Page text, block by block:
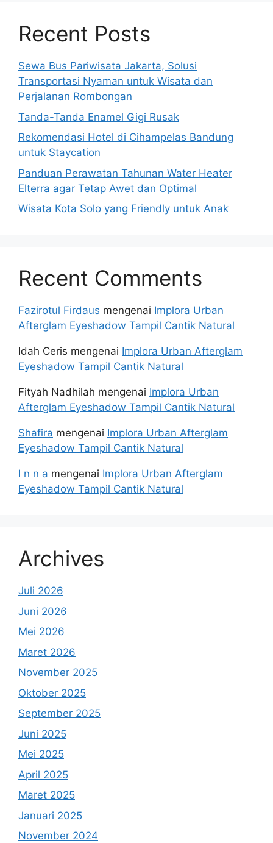
Recent Posts
Sewa Bus Pariwisata Jakarta, Solusi
Transportasi Nyaman untuk Wisata dan
Perjalanan Rombongan
Tanda-Tanda Enamel Gigi Rusak
Rekomendasi Hotel di Cihampelas Bandung
untuk Staycation
Panduan Perawatan Tahunan Water Heater
Elterra agar Tetap Awet dan Optimal
Wisata Kota Solo yang Friendly untuk Anak
Recent Comments
Fazirotul Firdaus mengenai Implora Urban
Afterglam Eyeshadow Tampil Cantik Natural
Idah Ceris mengenai Implora Urban Afterglam
Eyeshadow Tampil Cantik Natural
Fityah Nadhilah mengenai Implora Urban
Afterglam Eyeshadow Tampil Cantik Natural
Shafira mengenai Implora Urban Afterglam
Eyeshadow Tampil Cantik Natural
I n n a mengenai Implora Urban Afterglam
Eyeshadow Tampil Cantik Natural
Archives
Juli 2026
Juni 2026
Mei 2026
Maret 2026
November 2025
Oktober 2025
September 2025
Juni 2025
Mei 2025
April 2025
Maret 2025
Januari 2025
November 2024